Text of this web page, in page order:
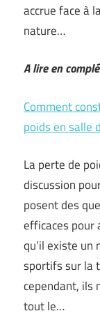
accrue face à
nature…
A lire en
Comment
poids en salle
La perte de
discussion
posent des
efficaces pour
qu’il existe un
sportifs sur la
cependant, ils
tout le…